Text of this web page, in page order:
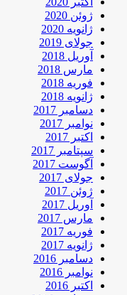
ژوئن 2020
ژانویه 2020
جولای 2019
آوریل 2018
مارس 2018
فوریه 2018
ژانویه 2018
دسامبر 2017
نوامبر 2017
اکتبر 2017
سپتامبر 2017
آگوست 2017
جولای 2017
ژوئن 2017
آوریل 2017
مارس 2017
فوریه 2017
ژانویه 2017
دسامبر 2016
نوامبر 2016
اکتبر 2016